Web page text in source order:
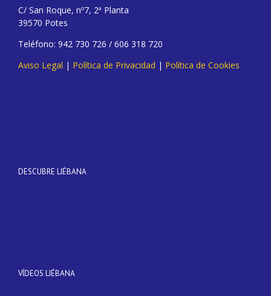
C/ San Roque, nº7, 2ª Planta
39570 Potes
Teléfono: 942 730 726 / 606 318 720
Aviso Legal | Política de Privacidad | Política de Cookies
DESCUBRE LIÉBANA
VÍDEOS LIÉBANA